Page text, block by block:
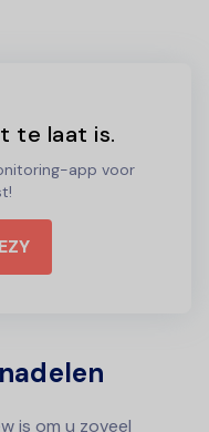
te laat is.
app voor
is om u zoveel